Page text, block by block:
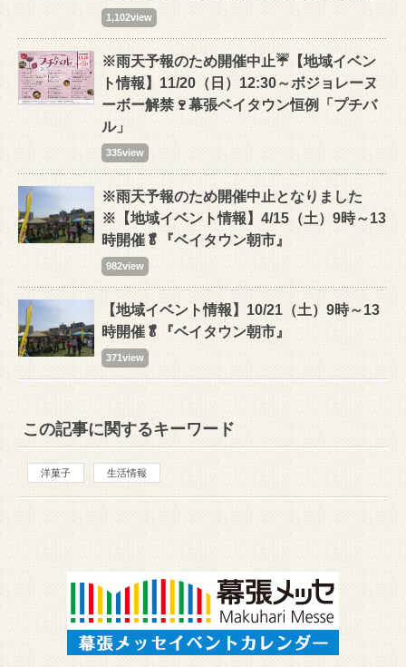
1,102view
※雨天予報のため開催中止☔【地域イベン
ト情報】11/20（日）12:30～ボジョレーヌ
ーボー解禁🍷幕張ベイタウン恒例「プチバ
ル」
335view
※雨天予報のため開催中止となりました
※【地域イベント情報】4/15（土）9時～13
時開催🥬『ベイタウン朝市』
982view
【地域イベント情報】10/21（土）9時～13
時開催🥬『ベイタウン朝市』
371view
この記事に関するキーワード
洋菓子 生活情報